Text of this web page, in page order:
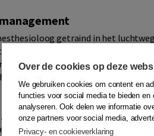
getraind in het
omstandigheden. De
gebruik van een
die te maken krijgt met
intensivisten,
Over de cookies op deze
We gebruiken cookies om content en
functies voor social media te bieden en
analyseren. Ook delen we informatie
onze partners voor social media,
Privacy- en cookieverklaring